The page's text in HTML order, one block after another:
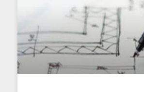
לאפס
את
כל
האפשרויות
cached